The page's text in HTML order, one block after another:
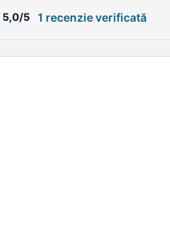
5,0/5 1 recenzie verificată